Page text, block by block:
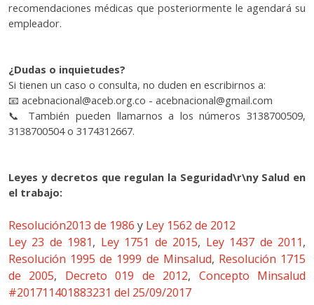
recomendaciones médicas que posteriormente le agendará su
empleador.
¿Dudas o inquietudes?
Si tienen un caso o consulta, no duden en escribirnos a:
📧 acebnacional@aceb.org.co - acebnacional@gmail.com
📞
También pueden llamarnos a los números 3138700509,
3138700504 o 3174312667.
Leyes y decretos que regulan la Seguridad\r\ny Salud en
el trabajo:
Resolución2013 de 1986 y Ley 1562 de 2012
Ley 23 de 1981, Ley 1751 de 2015, Ley 1437 de 2011,
Resolución 1995 de 1999 de Minsalud, Resolución 1715
de 2005, Decreto 019 de 2012, Concepto Minsalud
#201711401883231 del 25/09/2017